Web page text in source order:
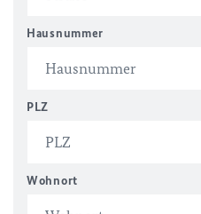
Hausnummer
PLZ
Wohnort